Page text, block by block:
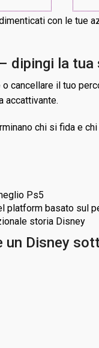
con le tue
dipingi la
cancellare il tuo
accattivante.
chi si fida e
Ps5
platform basato sul
storia Disney
un Disney